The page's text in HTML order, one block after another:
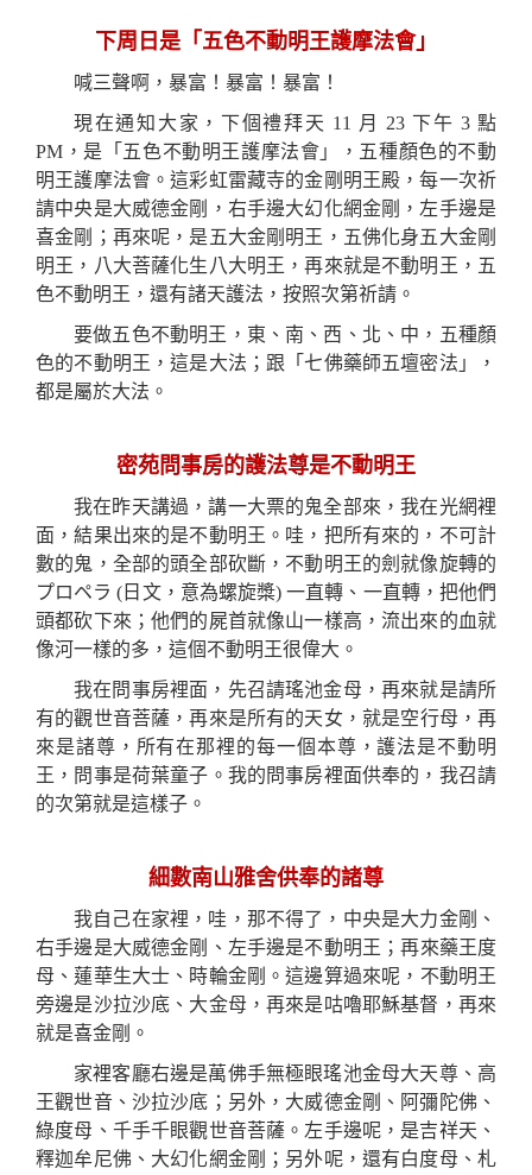
下周日是 「五色不動明王護摩法會」
喊三聲啊，暴富！暴富！暴富！
現在通知大家，下個禮拜天 11 月 23 下午 3 點
PM，是「五色不動明王護摩法會」，五種顏色的不動
明王護摩法會。這彩虹雷藏寺的金剛明王殿，每一次祈
請中央是大威德金剛，右手邊大幻化網金剛，左手邊是
喜金剛；再來呢，是五大金剛明王，五佛化身五大金剛
明王，八大菩薩化生八大明王，再來就是不動明王，五
色不動明王，還有諸天護法，按照次第祈請。
要做五色不動明王，東、南、西、北、中，五種顏
色的不動明王，這是大法；跟「七佛藥師五壇密法」，
都是屬於大法。
密苑問事房的護法尊是不動明王
我在昨天講過，講一大票的鬼全部來，我在光網裡
面，結果出來的是不動明王。哇， 把所有來的，不可計
數的鬼，全部的頭全部砍斷，不動明王的劍就像旋轉的
プロペラ( 日文，意為螺旋槳)一直轉、一直轉，把他們
頭都砍下來；他們的屍首就像山一樣高，流出來的血就
像河一樣的多， 這個不動明王很偉大。
我在問事房裡面，先召請瑤池金母，再來就是請所
有的觀世音菩薩，再來是所有的天女， 就是空行母，再
來是諸尊， 所有在那裡的每一個本尊，護法是不動明
王，問事是荷葉童子。我的問事房裡面供奉的，我召請
的次第就是這樣子。
細數南山雅舍供奉的諸尊
我自己在家裡，哇，那不得了，中央是大力金剛、
右手邊是大威德金剛、 左手邊是不動明王；再來藥王度
母、蓮華生大士、時輪金剛。這邊算過來呢 ，不動明王
旁邊是沙拉沙底、大金母，再來是咕嚕耶穌基督，再來
就是喜金剛。
家裡客廳右邊是萬佛手無極眼瑤池金母大天尊、高
王觀世音、沙拉沙底；另外，大威德金剛、阿彌陀佛、
綠度母、千手千眼觀世音菩薩。左手邊呢，是吉祥天、
釋迦牟尼佛、大幻化網金剛；另外呢，還有白度母、札